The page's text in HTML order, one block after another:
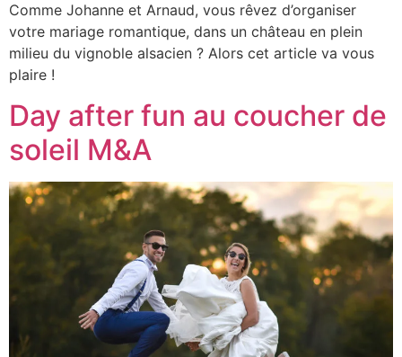
Comme Johanne et Arnaud, vous rêvez d’organiser
votre mariage romantique, dans un château en plein
milieu du vignoble alsacien ? Alors cet article va vous
plaire !
Day after fun au coucher de
soleil M&A